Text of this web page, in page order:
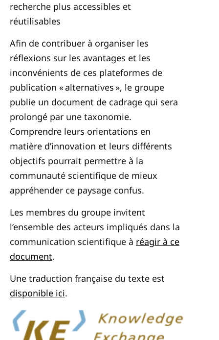
recherche plus accessibles et
réutilisables
Afin de contribuer à organiser les
réflexions sur les avantages et les
inconvénients de ces plateformes de
publication « alternatives », le groupe
publie un document de cadrage qui sera
prolongé par une taxonomie.
Comprendre leurs orientations en
matière d’innovation et leurs différents
objectifs pourrait permettre à la
communauté scientifique de mieux
appréhender ce paysage confus.
Les membres du groupe invitent
l’ensemble des acteurs impliqués dans la
communication scientifique à réagir à ce
document.
Une traduction française du texte est
disponible ici.